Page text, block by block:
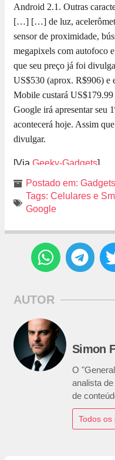
Android 2.1. Outras
[…] […] de luz,
sensor de proximidade,
megapixels com autofoco
que seu preço já foi
US$530 (aprox. R$906) e
Mobile custará
Google irá apresentar seu
acontecerá hoje. Assim
divulgar.
[Via Geeky-Gadgets]
Postado em: Gadgets
Tags: Celulares e
Google
AUTOR
Simon
O
analista
de
Todos os